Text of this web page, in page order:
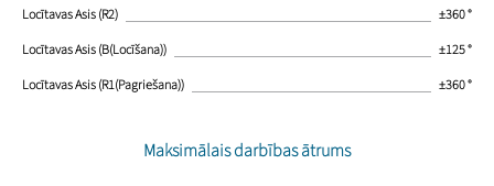
Locītavas Asis (R2)
±360 °
Locītavas Asis (B(Locīšana))
±125 °
Locītavas Asis (R1(Pagriešana))
±360 °
Maksimālais darbības ātrums